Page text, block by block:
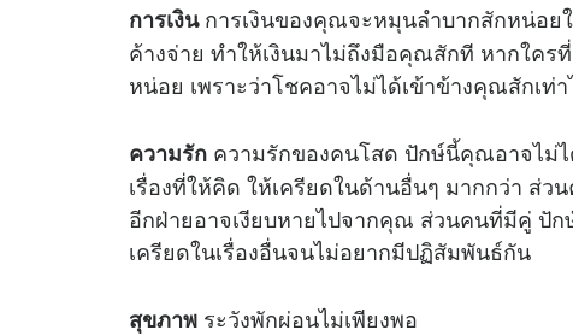
การเงินการเงินของคุณจะหมุนลำบากสักหน่อย
ค้างจ่าย ทำให้เงินมาไม่ถึงมือคุณสักที หากใคร
หน่อย เพราะว่าโชคอาจไม่ได้เข้าข้างคุณสักเท่า
ความรัก ความรักของคนโสด ปักษ์นี้คุณอาจไม่ไ
เรื่องที่ให้คิด ให้เครียดในด้านอื่นๆ มากกว่า ส่
อีกฝ่ายอาจเงียบหายไปจากคุณ ส่วนคนที่มีคู่ ปัก
เครียดในเรื่องอื่นจนไม่อยากมีปฏิสัมพันธ์กัน
สุขภาพ ระวังพักผ่อนไม่เพียงพอ